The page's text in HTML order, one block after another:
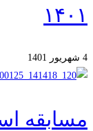
۱۴۰۱
4 شهریور 1401
مسابقه